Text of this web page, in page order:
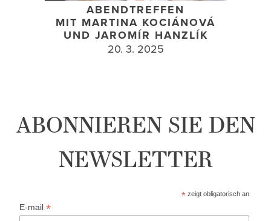
ABENDTREFFEN
MIT MARTINA KOCIÁNOVÁ
UND JAROMÍR HANZLÍK
20. 3. 2025
ABONNIEREN SIE DEN
NEWSLETTER
* zeigt obligatorisch an
E-mail*